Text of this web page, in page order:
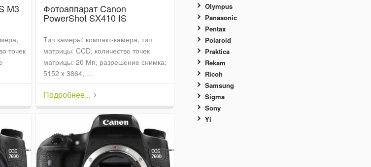
Olympus
Panasonic
Pentax
Polaroid
Praktica
Rekam
Ricoh
Samsung
Sigma
Sony
Yi
M3
точек
Фотоаппарат Canon
PowerShot SX410 IS
Тип камеры: компакт-камера, тип
матрицы: CCD, количество точек
матрицы: 20 Мп, разрешение снимка:
5152 x 3864, ...
Подробнее...